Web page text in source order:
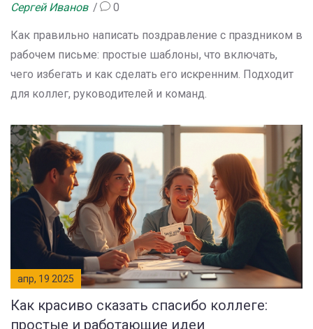
Сергей Иванов 0
Как правильно написать поздравление с праздником в
рабочем письме: простые шаблоны, что включать,
чего избегать и как сделать его искренним. Подходит
для коллег, руководителей и команд.
апр, 19 2025
Как красиво сказать спасибо коллеге:
простые и работающие идеи